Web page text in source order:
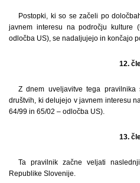
Postopki, ki so se začeli po
javnem interesu na področju kulture
odločba US), se nadaljujejo in končajo
12.
Z dnem uveljavitve tega
društvih, ki delujejo v javnem interesu
64/99 in 65/02 – odločba US).
13.
Ta pravilnik začne veljati
Republike Slovenije.